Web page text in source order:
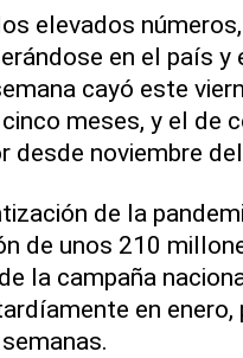
elevados
en el país
cayó este
meses, y el de
desde noviembre
de la
de unos 210
la campaña
en